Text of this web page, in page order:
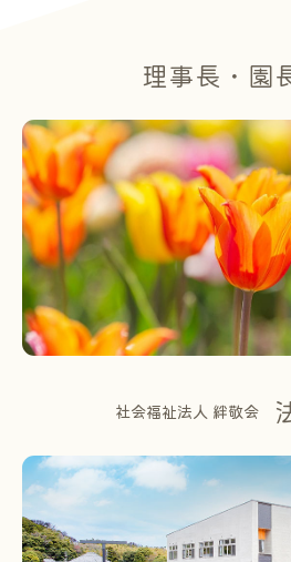
理事長・園
社会福祉法人 絆敬会